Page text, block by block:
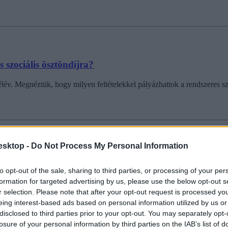
- Do Not Process My Personal Information
opt-out of the sale, sharing to third parties, or processing of your
for targeted advertising by us, please use the below opt-out
selection. Please note that after your opt-out request is processed
interest-based ads based on personal information utilized by us
to third parties prior to your opt-out. You may separately
of your personal information by third parties on the IAB’s list of
szociális ösztöndíjra?
Megnéztük, hogy milyen feltételekkel pályázhattok a rendszeres
az egyetemet
Bursa Hungarica, Út a diplomához – összegyűjtöttük, hogy